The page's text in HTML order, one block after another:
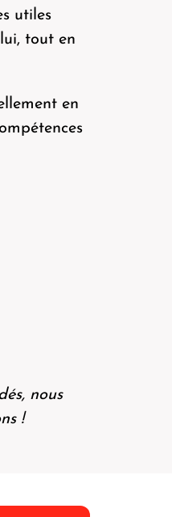
utiles
tout en
en
nous
!